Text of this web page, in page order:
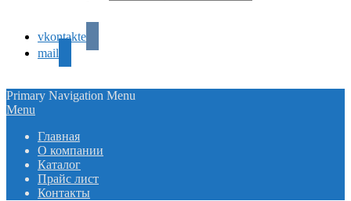
vkontakte
mail
Primary Navigation Menu
Menu
Главная
О компании
Каталог
Прайс лист
Контакты